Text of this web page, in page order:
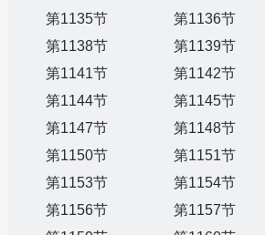
第1135节
第1136节
第1138节
第1139节
第1141节
第1142节
第1144节
第1145节
第1147节
第1148节
第1150节
第1151节
第1153节
第1154节
第1156节
第1157节